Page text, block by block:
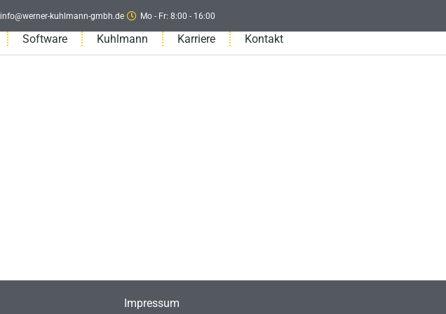
info@werner-kuhlmann-gmbh.de Mo - Fr: 8:00 - 16:00
Software Kuhlmann Karriere Kontakt
Impressum